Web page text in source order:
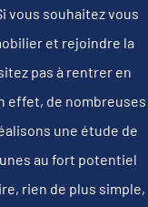
vous souhaitez vous
et rejoindre la
pas à rentrer en
effet, de nombreuses
une étude de
au fort potentiel
rien de plus simple,